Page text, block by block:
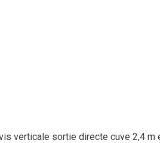
verticale sortie directe cuve 2,4 m